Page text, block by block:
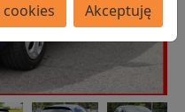
Akceptuję